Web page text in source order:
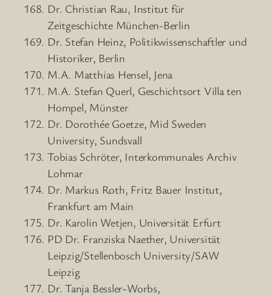
Dr. Christian Rau, Institut für
Zeitgeschichte München-Berlin
Dr. Stefan Heinz, Politikwissenschaftler und
Historiker, Berlin
M.A. Matthias Hensel, Jena
M.A. Stefan Querl, Geschichtsort Villa ten
Hompel, Münster
Dr. Dorothée Goetze, Mid Sweden
University, Sundsvall
Tobias Schröter, Interkommunales Archiv
Lohmar
Dr. Markus Roth, Fritz Bauer Institut,
Frankfurt am Main
Dr. Karolin Wetjen, Universität Erfurt
PD Dr. Franziska Naether, Universität
Leipzig/Stellenbosch University/SAW
Leipzig
Dr. Tanja Bessler-Worbs,